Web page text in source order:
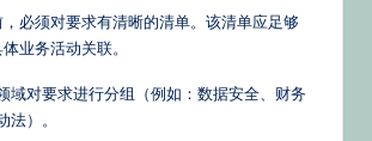
必须对要求有清晰的清单。该清单应足够
业务活动关联。
域对要求进行分组（例如：数据安全、财务
法）。